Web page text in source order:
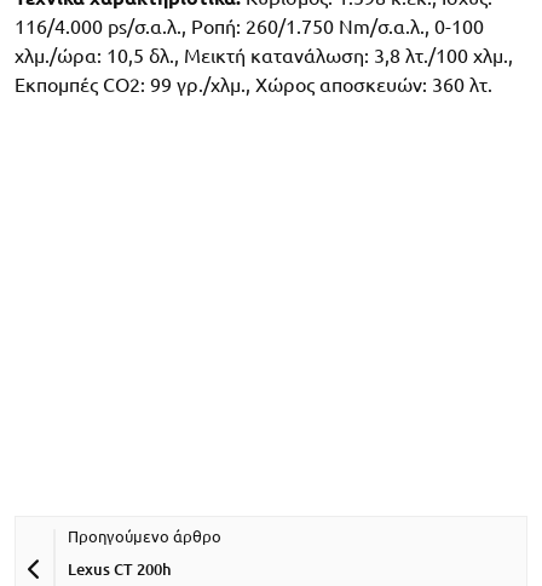
116/4.000 ps/σ.α.λ., Ροπή: 260/1.750 Nm/σ.α.λ., 0-100
χλμ./ώρα: 10,5 δλ., Μεικτή κατανάλωση: 3,8 λτ./100 χλμ.,
Εκπομπές CO2: 99 γρ./χλμ., Χώρος αποσκευών: 360 λτ.
Lexus CT 200h